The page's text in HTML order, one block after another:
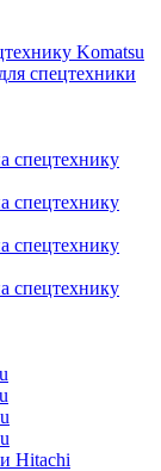
Komatsu
спецтехники
спецтехнику
спецтехнику
спецтехнику
спецтехнику
Hitachi